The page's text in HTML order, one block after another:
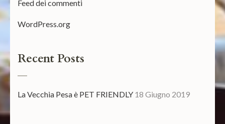
Feed dei commenti
WordPress.org
Recent Posts
La Vecchia Pesa è PET FRIENDLY 18 Giugno 2019